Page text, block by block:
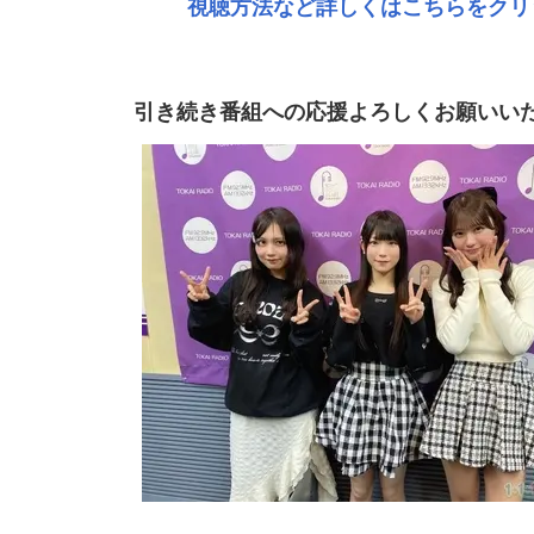
視聴方法など詳しくはこちらをク
引き続き番組への応援よろしくお願いい